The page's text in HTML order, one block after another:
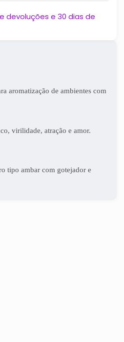
aromatização de ambientes com
virilidade, atração e amor.
tipo ambar com gotejador e
devoluções e 30 dias de